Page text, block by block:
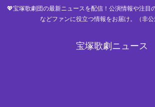
💖宝塚歌劇団の最新ニュースを配信！公演情報や注目
などファンに役立つ情報をお届け。（非公
宝塚歌劇ニュース